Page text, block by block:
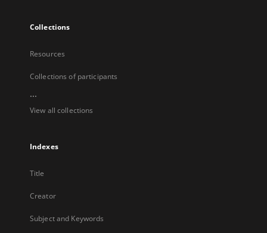
Collections
Resources
Collections of participants
...
View all collections
Indexes
Title
Creator
Subject and Keywords